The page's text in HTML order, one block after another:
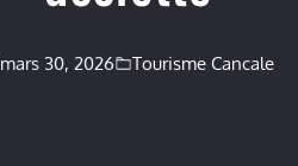
mars 30, 2026 Tourisme Cancale